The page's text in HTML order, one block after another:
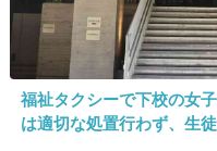
36. 匿名 2019/01/13(日) 15:35:54
髪切ったんだ？
似合ってる。
福祉タクシーで下校の女
は適切な処置行わず、生